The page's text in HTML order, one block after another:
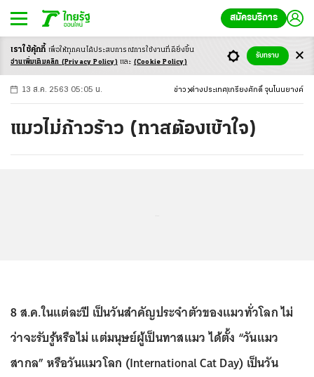
สมัครบริการ
-ก ก ก+
13 ส.ค. 2563 05:05 น. ข่าว ต่างประเทศ เกรียงศักดิ์ จุนโนนยางค์
แมวไม่ก้าวร้าว (ทาสต้องเข้าใจ)
8 ส.ค.ในแต่ละปี เป็นวันสำคัญประจำตัวของแมวทั่วโลก ไม่
ว่าจะรับรู้หรือไม่ แต่มนุษย์ผู้เป็นทาสแมว ได้ตั้ง “วันแมว
สากล” หรือวันแมวโลก (International Cat Day) เป็นวัน
เราใช้คุ้กกี้ เพื่อให้ทุกคนได้ประสบการณ์การใช้งานที่ดียิ่งขึ้น
อ่านเพิ่มเติมคลิก (Privacy Policy) และ (Cookie Policy)
รับทราบ